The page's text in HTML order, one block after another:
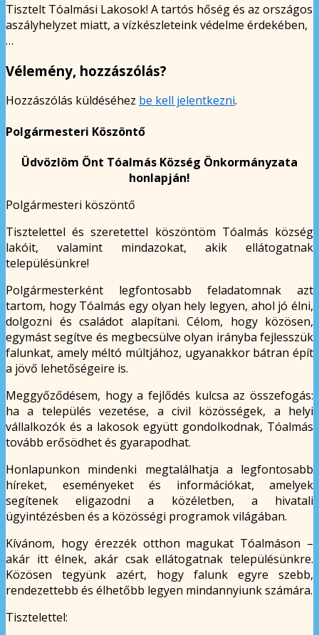
Tisztelt Tóalmási Lakosok! A tartós hőség és az országos
aszályhelyzet miatt, a vízkészleteink védelme érdekében,
…
Vélemény, hozzászólás?
Hozzászólás küldéséhez be kell jelentkezni.
Polgármesteri Köszöntő
Üdvözlöm Önt Tóalmás Község Önkormányzata
honlapján!
Polgármesteri köszöntő
Tisztelettel és szeretettel köszöntöm Tóalmás község
lakóit, valamint mindazokat, akik ellátogatnak
településünkre!
Polgármesterként legfontosabb feladatomnak azt
tartom, hogy Tóalmás egy olyan hely legyen, ahol jó élni,
dolgozni és családot alapítani. Célom, hogy közösen,
egymást segítve és megbecsülve olyan irányba fejlesszük
falunkat, amely méltó múltjához, ugyanakkor bátran épít
a jövő lehetőségeire is.
Meggyőződésem, hogy a fejlődés kulcsa az összefogás:
ha a település vezetése, a civil közösségek, a helyi
vállalkozók és a lakosok együtt gondolkodnak, Tóalmás
tovább erősödhet és gyarapodhat.
Honlapunkon mindenki megtalálhatja a legfontosabb
híreket, eseményeket és információkat, amelyek
segítenek eligazodni a közéletben, a hivatali
ügyintézésben és a közösségi programok világában.
Kívánom, hogy érezzék otthon magukat Tóalmáson –
akár itt élnek, akár csak ellátogatnak településünkre.
Közösen tegyünk azért, hogy falunk egyre szebb,
rendezettebb és élhetőbb legyen mindannyiunk számára.
Tisztelettel: